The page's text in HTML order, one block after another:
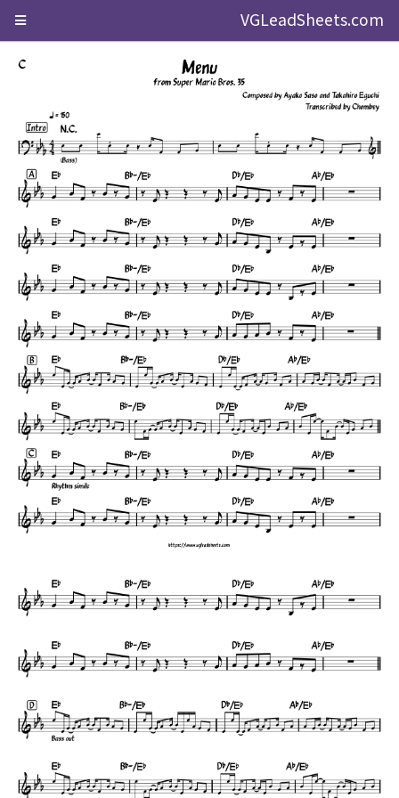
VGLeadSheets.com